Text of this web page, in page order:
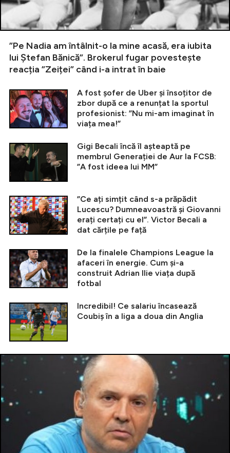
”Pe Nadia am întâlnit-o la mine acasă, era iubita
lui Ștefan Bănică”. Brokerul fugar povestește
reacția ”Zeiței” când i-a intrat în baie
A fost șofer de Uber și însoțitor de
zbor după ce a renunțat la sportul
profesionist: ”Nu mi-am imaginat în
viața mea!”
Gigi Becali încă îl așteaptă pe
membrul Generației de Aur la FCSB:
”A fost ideea lui MM”
”Ce ați simțit când s-a prăpădit
Lucescu? Dumneavoastră și Giovanni
erați certați cu el”. Victor Becali a
dat cărțile pe față
De la finalele Champions League la
afaceri în energie. Cum și-a
construit Adrian Ilie viața după
fotbal
Incredibil! Ce salariu încasează
Coubiș în a liga a doua din Anglia